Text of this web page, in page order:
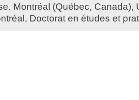
Montréal (Québec, Canada),
Doctorat en études et